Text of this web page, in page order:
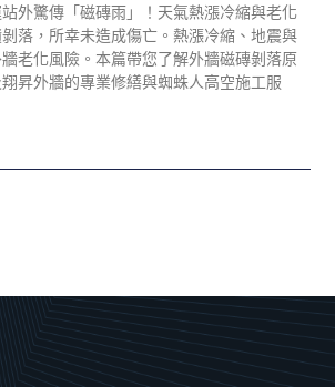
外驚傳「磁磚雨」！天氣熱漲冷縮與老化
落，所幸未造成傷亡。熱漲冷縮、地震與
老化風險。本篇帶您了解外牆磁磚剝落原
昇外牆的專業修繕與蜘蛛人高空施工服